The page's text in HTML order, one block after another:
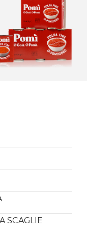
SCAGLIE